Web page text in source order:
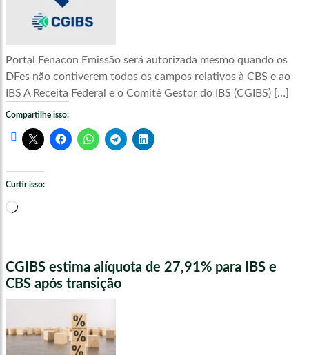
Portal Fenacon Emissão será autorizada mesmo quando os
DFes não contiverem todos os campos relativos à CBS e ao
IBS A Receita Federal e o Comitê Gestor do IBS (CGIBS) […]
Compartilhe isso:
Curtir isso:
Carregando...
CGIBS estima alíquota de 27,91% para IBS e
CBS após transição